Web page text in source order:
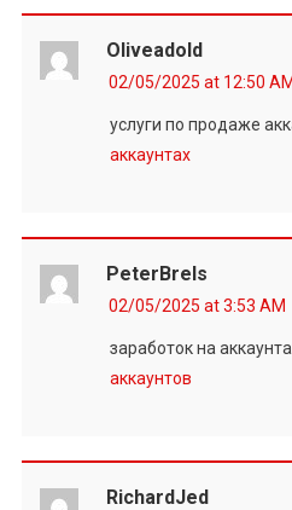
Oliveadold
02/05/2025 at 12:50 AM
услуги по продаже
аккаунтах
PeterBrels
02/05/2025 at 3:53 AM
заработок на
аккаунтов
RichardJed